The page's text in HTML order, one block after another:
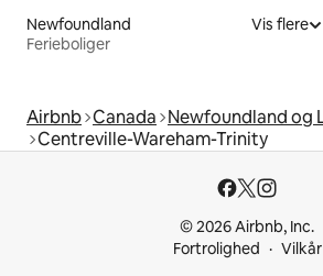
Newfoundland
Ferieboliger
Vis flere
Airbnb Canada Newfoundland og
Centreville-Wareham-Trinity
© 2026 Airbnb, Inc.
Fortrolighed
Vilkår